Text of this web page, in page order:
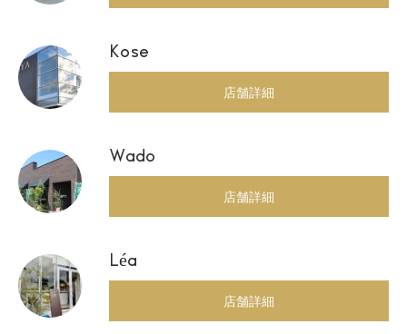
Kose
店舗詳細
Wado
店舗詳細
Léa
店舗詳細